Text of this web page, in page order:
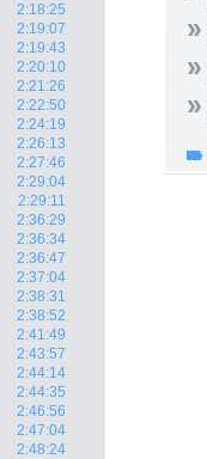
2:18:25
2:19:07
2:19:43
2:20:10
2:21:26
2:22:50
2:24:19
2:26:13
2:27:46
2:29:04
2:29:11
2:36:29
2:36:34
2:36:47
2:37:04
2:38:31
2:38:52
2:41:49
2:43:57
2:44:14
2:44:35
2:46:56
2:47:04
2:48:24